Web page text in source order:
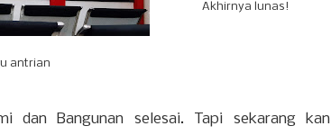
Akhirnya lunas!
dan Bangunan selesai. Tapi sekarang kan